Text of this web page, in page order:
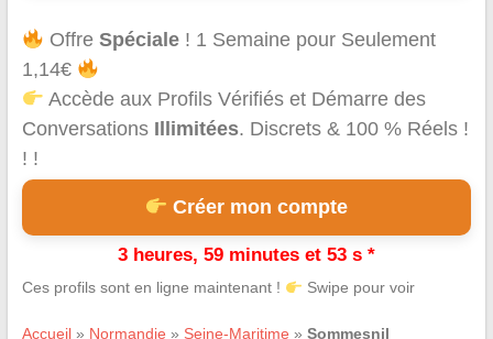
OffreSpéciale ! 1 Semaine pour Seulement
1,14€
Accède aux Profils Vérifiés et Démarre des
Conversations Illimitées. Discrets & 100 % Réels !
! !
Créer mon compte
3 heures, 59 minutes et 53 s *
Ces profils sont en ligne maintenant ! Swipe pour voir
Accueil» Normandie » Seine-Maritime » Sommesnil